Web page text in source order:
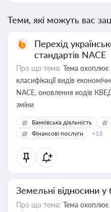
Теми, які можуть вас
Перехід
стандартів NACE
Про що тема: Тема охоплює
класифікації видів
NACE, оновлення кодів
зміни
Банківська діяльність
Фінансові послуги
+13
Земельні відносини у
Про що тема: Тема охоплює